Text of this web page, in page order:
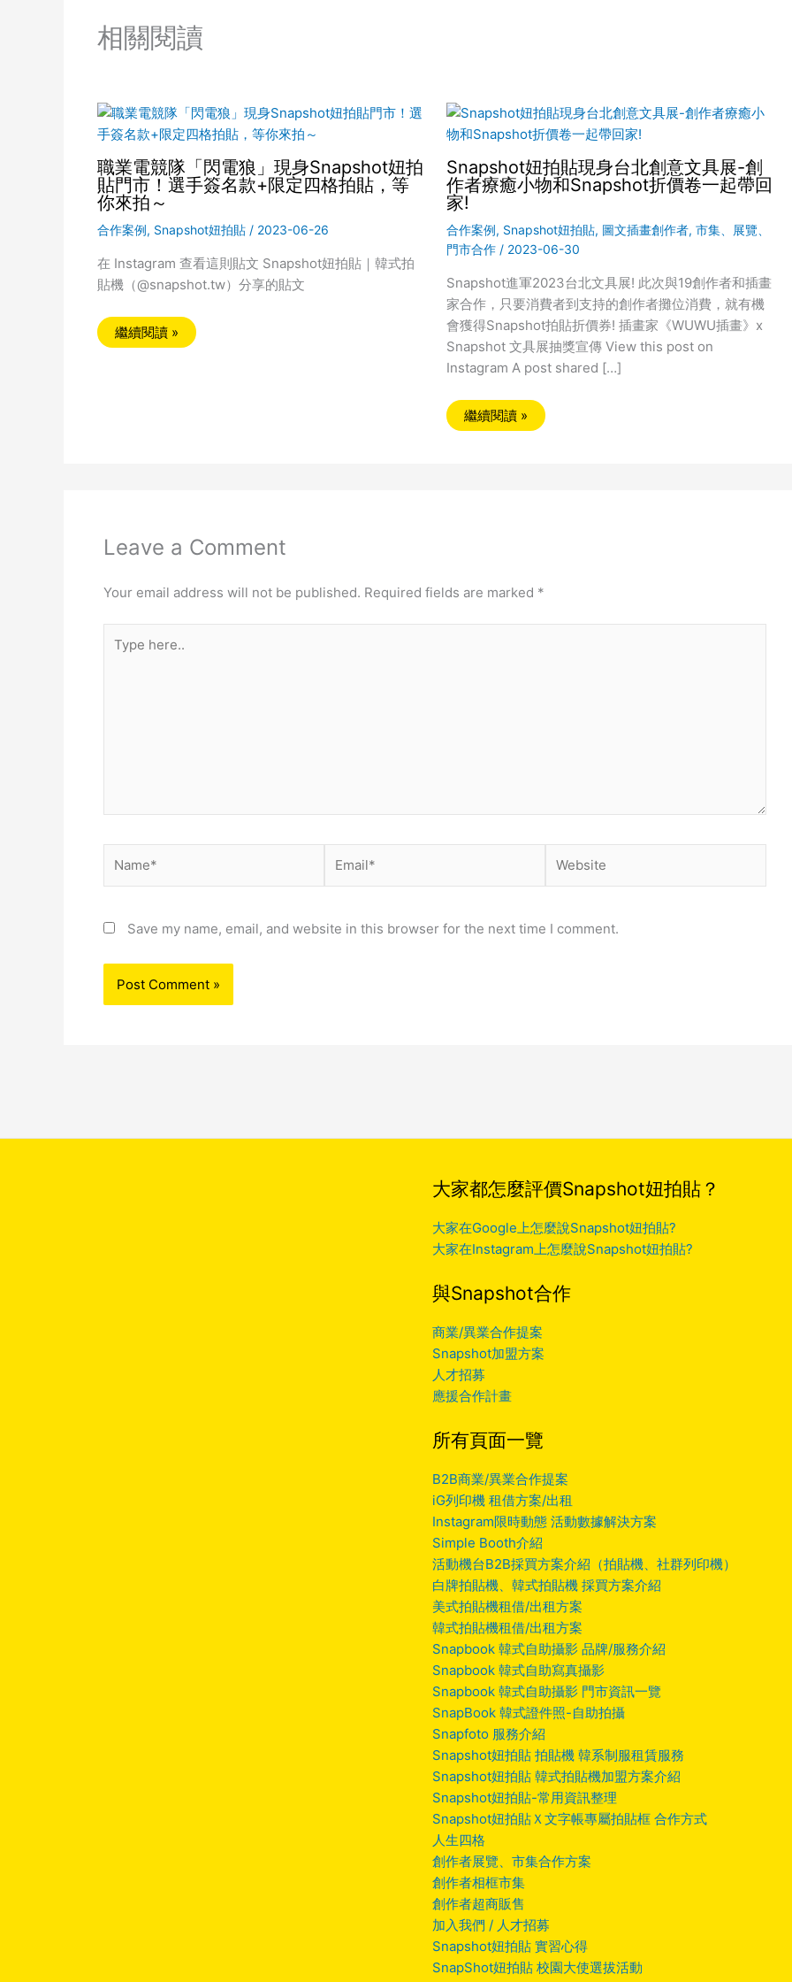
相關閱讀
職業電競隊「閃電狼」現身Snapshot妞拍
貼門市！選手簽名款+限定四格拍貼，等
你來拍～
合作案例, Snapshot妞拍貼/ 2023-06-26
在 Instagram 查看這則貼文 Snapshot妞拍貼｜韓式拍
貼機（@snapshot.tw）分享的貼文
繼續閱讀 »
Snapshot妞拍貼現身台北創意文具展-創
作者療癒小物和Snapshot折價卷一起帶回
家!
合作案例, Snapshot妞拍貼, 圖文插畫創作者, 市集、展覽、
門市合作/ 2023-06-30
Snapshot進軍2023台北文具展! 此次與19創作者和插畫
家合作，只要消費者到支持的創作者攤位消費，就有機
會獲得Snapshot拍貼折價券! 插畫家《WUWU插畫》x
Snapshot 文具展抽獎宣傳 View this post on
Instagram A post shared […]
繼續閱讀 »
Leave a Comment
Your email address will not be published. Required fields are marked *
here..
Save my name, email, and website in this browser for the next time I comment.
大家都怎麼評價Snapshot妞拍貼？
大家在Google上怎麼說Snapshot妞拍貼?
大家在Instagram上怎麼說Snapshot妞拍貼?
與Snapshot合作
商業/異業合作提案
Snapshot加盟方案
人才招募
應援合作計畫
所有頁面一覽
B2B商業/異業合作提案
iG列印機 租借方案/出租
Instagram限時動態 活動數據解決方案
Simple Booth介紹
活動機台B2B採買方案介紹（拍貼機、社群列印機）
白牌拍貼機、韓式拍貼機 採買方案介紹
美式拍貼機租借/出租方案
韓式拍貼機租借/出租方案
Snapbook 韓式自助攝影 品牌/服務介紹
Snapbook 韓式自助寫真攝影
Snapbook 韓式自助攝影 門市資訊一覽
SnapBook 韓式證件照-自助拍攝
Snapfoto 服務介紹
Snapshot妞拍貼 拍貼機 韓系制服租賃服務
Snapshot妞拍貼 韓式拍貼機加盟方案介紹
Snapshot妞拍貼-常用資訊整理
Snapshot妞拍貼Ｘ文字帳專屬拍貼框 合作方式
人生四格
創作者展覽、市集合作方案
創作者相框市集
創作者超商販售
加入我們 / 人才招募
Snapshot妞拍貼 實習心得
SnapShot妞拍貼 校園大使選拔活動